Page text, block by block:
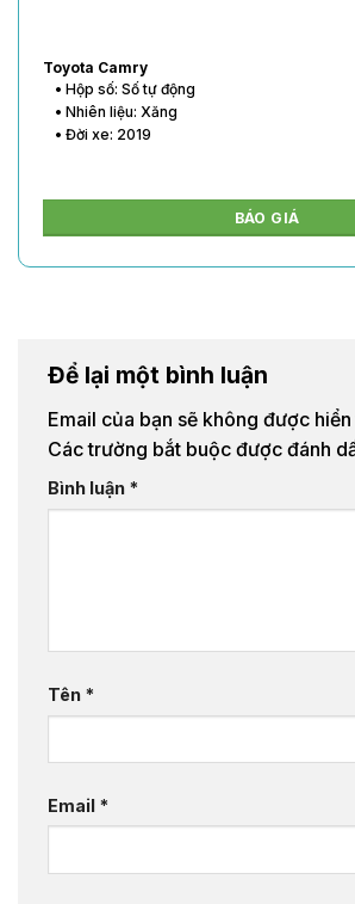
Toyota Vios
• Hộp số: Số tự động
• Nhiên liệu: Xăng
• Đời xe: 2020
BÁO GIÁ
Để lại một bình luận
Email của bạn sẽ không được
Các trường bắt buộc được đánh
Bình luận *
Tên *
Email *